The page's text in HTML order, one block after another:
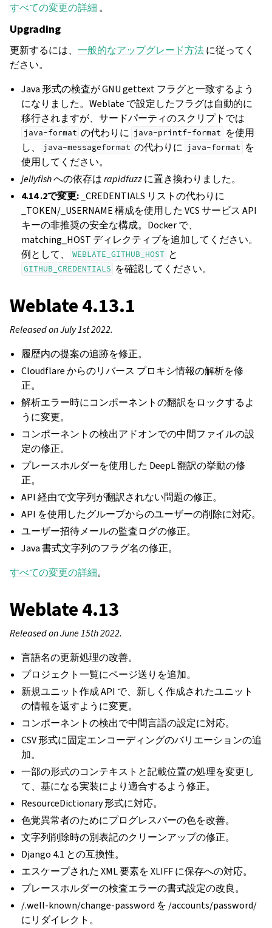
すべての変更の詳細 。
Upgrading
更新するには、 一般的なアップグレード方法に従ってく
ださい。
Java 形式の検査が GNU gettext フラグと一致するよう
になりました。Weblate で設定したフラグは自動的に
移行されますが、サードパーティのスクリプトでは
java-format の代わりに java-printf-format を使用
し、
java-messageformat の代わりに java-format を
使用してください。
jellyfishへの依存はrapidfuzzに置き換わりました。
4.14 .2で変更: _CREDENTIALS リストの代わりに
_TOKEN/_USERNAME 構成を使用した VCS サービス API
キーの非推奨の安全な構成。Docker で、
matching_HOST ディレクティブを追加してください。
例として、
WEBLATE_GITHUB_HOST と
GITHUB_CREDENTIALS を確認してください。
Weblate 4.13.1
Released on July 1st 2022.
履歴内の提案の追跡を修正。
Cloudflare からのリバース プロキシ情報の解析を修
正。
解析エラー時にコンポーネントの翻訳をロックするよ
うに変更。
コンポーネントの検出アドオンでの中間ファイルの設
定の修正。
プレースホルダーを使用した DeepL 翻訳の挙動の修
正。
API 経由で文字列が翻訳されない問題の修正。
API を使用したグループからのユーザーの削除に対応。
ユーザー招待メールの監査ログの修正。
Java 書式文字列のフラグ名の修正。
すべての変更の詳細。
Weblate 4.13
Released on June 15th 2022.
言語名の更新処理の改善。
プロジェクト一覧にページ送りを追加。
新規ユニット作成 API で、新しく作成されたユニット
の情報を返すように変更。
コンポーネントの検出で中間言語の設定に対応。
CSV 形式に固定エンコーディングのバリエーションの追
加。
一部の形式のコンテキストと記載位置の処理を変更し
て、基になる実装により適合するよう修正。
ResourceDictionary 形式に対応。
色覚異常者のためにプログレスバーの色を改善。
文字列削除時の別表記のクリーンアップの修正。
Django 4.1 との互換性。
エスケープされた XML 要素を XLIFF に保存への対応。
プレースホルダーの検査エラーの書式設定の改良。
/.well-known/change-password を /accounts/password/
にリダイレクト。